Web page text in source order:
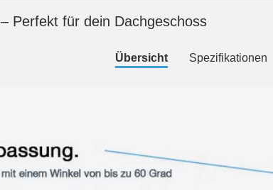
– Perfekt für dein Dachgeschoss
Übersicht Spezifikationen